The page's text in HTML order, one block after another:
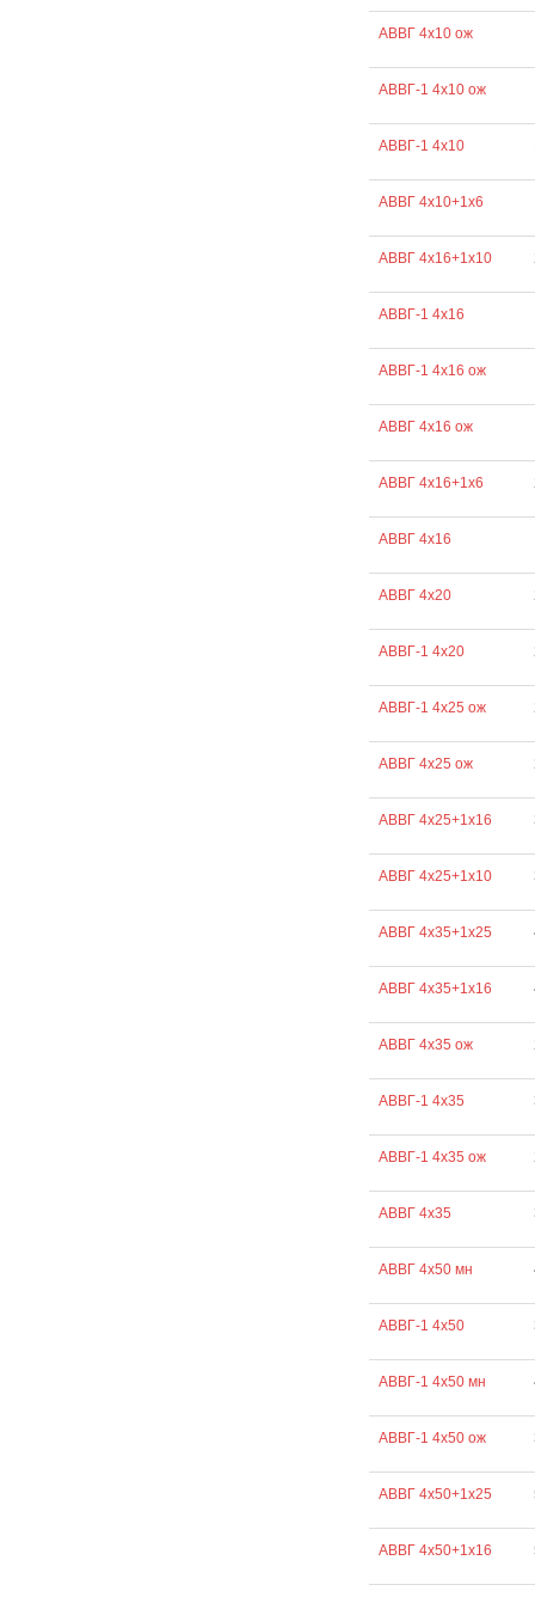
АВВГ 4х10 ож
АВВГ-1 4х10 ож
АВВГ-1 4х10
АВВГ 4х10+1х6
АВВГ 4х16+1х10
АВВГ-1 4х16
АВВГ-1 4х16 ож
АВВГ 4х16 ож
АВВГ 4х16+1х6
АВВГ 4х16
АВВГ 4х20
АВВГ-1 4х20
АВВГ-1 4х25 ож
АВВГ 4х25 ож
АВВГ 4х25+1х16
АВВГ 4х25+1х10
АВВГ 4х35+1х25
АВВГ 4х35+1х16
АВВГ 4х35 ож
АВВГ-1 4х35
АВВГ-1 4х35 ож
АВВГ 4х35
АВВГ 4х50 мн
АВВГ-1 4х50
АВВГ-1 4х50 мн
АВВГ-1 4х50 ож
АВВГ 4х50+1х25
АВВГ 4х50+1х16